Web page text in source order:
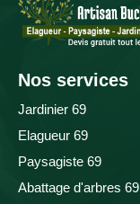
Nos services
Jardinier 69
Elagueur 69
Paysagiste 69
Abattage d'arbres 69